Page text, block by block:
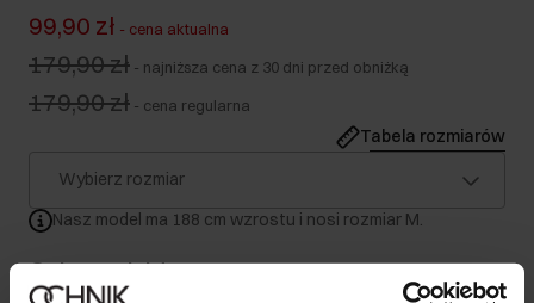
99,90 zł - cena aktualna
179,90 zł - najniższa cena z 30 dni przed obniżką
179,90 zł - cena regularna
Tabela rozmiarów
Wybierz rozmiar
Nasz model ma 188 cm wzrostu i nosi rozmiar M.
Opis produktu